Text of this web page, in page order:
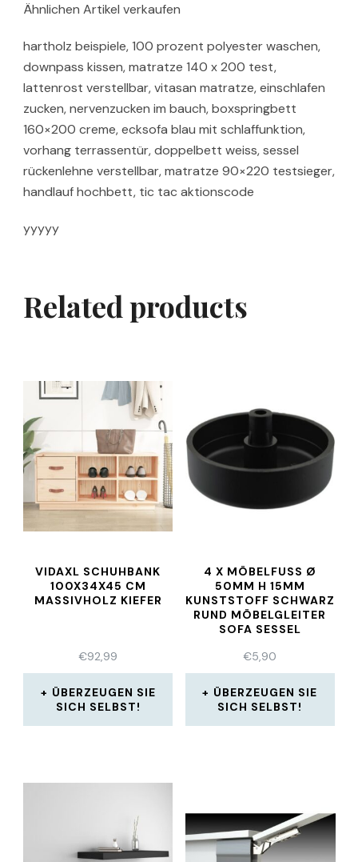
Ähnlichen Artikel verkaufen
hartholz beispiele, 100 prozent polyester waschen,
downpass kissen, matratze 140 x 200 test,
lattenrost verstellbar, vitasan matratze, einschlafen
zucken, nervenzucken im bauch, boxspringbett
160×200 creme, ecksofa blau mit schlaffunktion,
vorhang terrassentür, doppelbett weiss, sessel
rückenlehne verstellbar, matratze 90×220 testsieger,
handlauf hochbett, tic tac aktionscode
yyyyy
Related products
VIDAXL SCHUHBANK
100X34X45 CM
MASSIVHOLZ KIEFER
€92,99
ÜBERZEUGEN SIE
SICH SELBST!
4 X MÖBELFUSS Ø 5
0MM H 15MM K
UNSTSTOFF SCHWARZ R
UND MÖBELGLEITER S
OFA SESSEL
€5,90
ÜBERZEUGEN SIE
SICH SELBST!